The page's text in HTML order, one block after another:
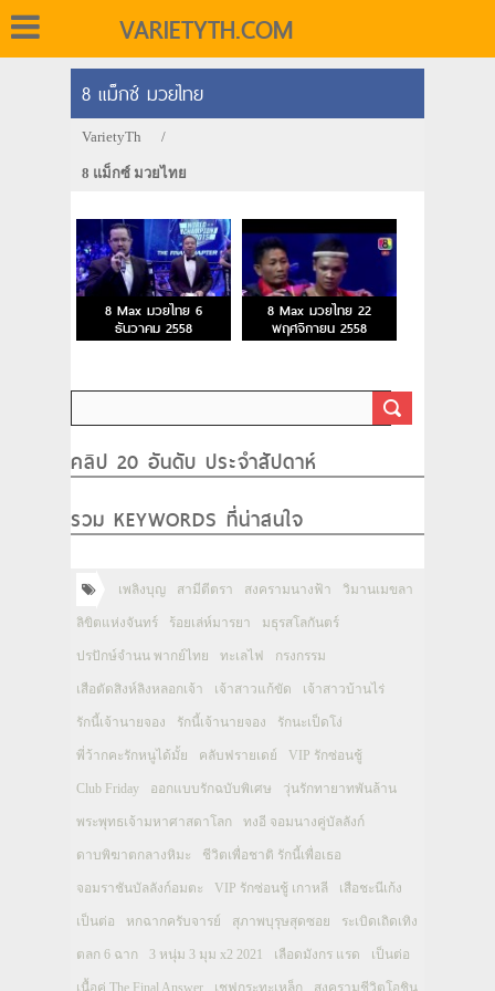
VARIETYTH.COM
8 แม็กซ์ มวยไทย
VarietyTh /
8 แม็กซ์ มวยไทย
8 Max มวยไทย 6
ธันวาคม 2558
8 Max มวยไทย 22
พฤศจิกายน 2558
คลิป 20 อันดับ ประจำสัปดาห์
รวม KEYWORDS ที่น่าสนใจ
เพลิงบุญ สามีตีตรา สงครามนางฟ้า วิมานเมขลา
ลิขิตแห่งจันทร์ ร้อยเล่ห์มารยา มธุรสโลกันตร์
ปรปักษ์จำนน พากย์ไทย ทะเลไฟ กรงกรรม
เสือตัดสิงห์ลิงหลอกเจ้า เจ้าสาวแก้ขัด เจ้าสาวบ้านไร่
รักนี้เจ้านายจอง รักนี้เจ้านายจอง รักนะเป็ดโง่
พี่ว้ากคะรักหนูได้มั้ย คลับฟรายเดย์ VIP รักซ่อนชู้
Club Friday ออกแบบรักฉบับพิเศษ วุ่นรักทายาทพันล้าน
พระพุทธเจ้ามหาศาสดาโลก ทงอี จอมนางคู่บัลลังก์
ดาบพิฆาตกลางหิมะ ชีวิตเพื่อชาติ รักนี้เพื่อเธอ
จอมราชันบัลลังก์อมตะ VIP รักซ่อนชู้ เกาหลี เสือชะนีเก้ง
เป็นต่อ หกฉากครับจารย์ สุภาพบุรุษสุดซอย ระเบิดเถิดเทิง
ตลก 6 ฉาก 3 หนุ่ม 3 มุม x2 2021 เลือดมังกร แรด เป็นต่อ
เนื้อคู่ The Final Answer เชฟกระทะเหล็ก สงครามชีวิตโอชิน